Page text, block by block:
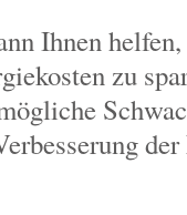
Ihnen
zu